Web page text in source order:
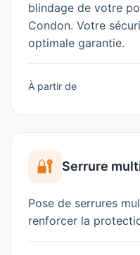
blindage de votre
Condon. Votre
optimale garantie.
À partir de
🔐 Serrure
Pose de serrures
renforcer la